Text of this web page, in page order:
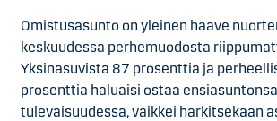
Omistusasunto on yleinen haave
keskuudessa perhemuodosta
Yksinasuvista 87 prosenttia ja
prosenttia haluaisi ostaa
tulevaisuudessa, vaikkei harkitsekaan